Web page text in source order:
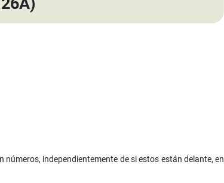
independientemente de si estos están delante, en